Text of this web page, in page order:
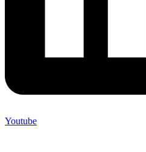
Youtube